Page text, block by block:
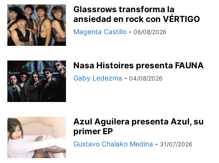
Glassrows transforma la
ansiedad en rock con VÉRTIGO
Magenta Castillo - 06/08/2026
Nasa Histoires presenta FAUNA
Gaby Ledezma - 04/08/2026
Azul Aguilera presenta Azul, su
primer EP
Gustavo Chalako Medina - 31/07/2026